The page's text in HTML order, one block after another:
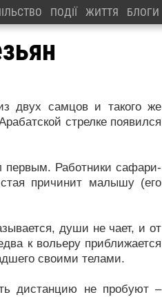
ПОДІЇ ЖИТТЯ БЛОГИ
двух самцов и такого же
стрелке появился
первым. Работники сафари-
причинит малышу (его
души не чает, и от
к вольеру приближается
своими телами.
дистанцию не пробуют –